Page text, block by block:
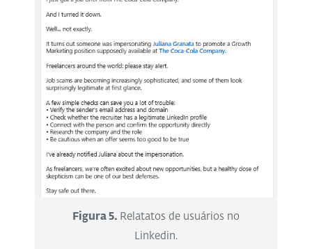
Figura 5. Relatatos de usuários no
Linkedin.